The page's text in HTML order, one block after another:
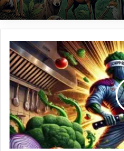
Top 5
besten Modelle im
Top
5
Japanische
Hackmesser:
Präzision
und
Schärfe